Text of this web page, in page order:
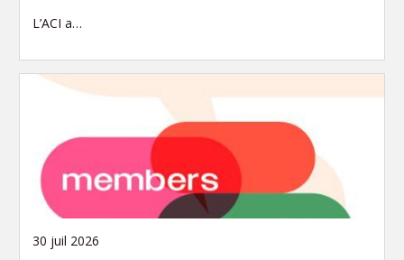
L’ACI a…
30 juil 2026